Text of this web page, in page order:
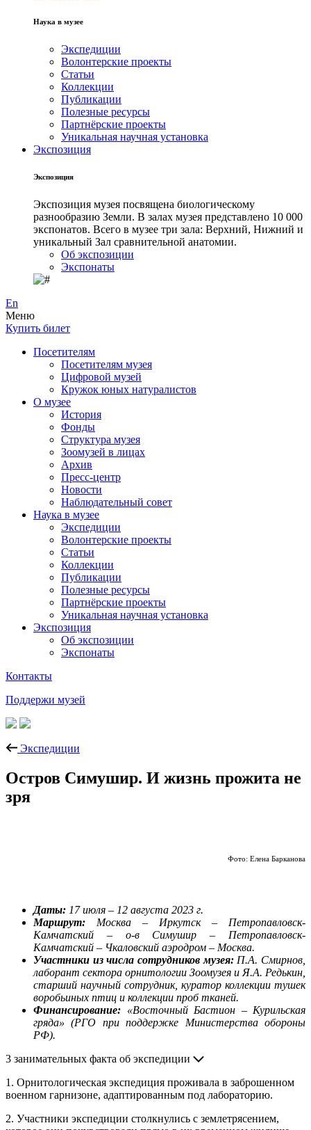
Наука в музее
Экспедиции
Волонтерские проекты
Статьи
Коллекции
Публикации
Полезные ресурсы
Партнёрские проекты
Уникальная научная установка
Экспозиция
Экспозиция
Экспозиция музея посвящена биологическому
разнообразию Земли. В залах музея представлено 10 000
экспонатов. Всего в музее три зала: Верхний, Нижний и
уникальный Зал сравнительной анатомии.
Об экспозиции
Экспонаты
En
Меню
Купить билет
Посетителям
Посетителям музея
Цифровой музей
Кружок юных натуралистов
О музее
История
Фонды
Структура музея
Зоомузей в лицах
Архив
Пресс-центр
Новости
Наблюдательный совет
Наука в музее
Экспедиции
Волонтерские проекты
Статьи
Коллекции
Публикации
Полезные ресурсы
Партнёрские проекты
Уникальная научная установка
Экспозиция
Об экспозиции
Экспонаты
Контакты
Поддержи музей
Экспедиции
Остров Симушир. И жизнь прожита не
зря
Фото: Елена Барканова
Даты: 17 июля – 12 августа 2023 г.
Маршрут: Москва – Иркутск – Петропавловск-
Камчатский – о-в Симушир – Петропавловск-
Камчатский – Чкаловский аэродром – Москва.
Участники из числа сотрудников музея:П.А. Смирнов,
лаборант сектора орнитологии Зоомузея и Я.А. Редькин,
старший научный сотрудник, куратор коллекции тушек
воробьиных птиц и коллекции проб тканей.
Финансирование: «Восточный Бастион – Курильская
гряда» (РГО при поддержке Министерства обороны
РФ).
3 занимательных факта об экспедиции
1. Орнитологическая экспедиция проживала в заброшенном
военном гарнизоне, адаптированным под лабораторию.
2. Участники экспедиции столкнулись с землетрясением,